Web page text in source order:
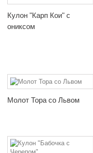
Кулон "Карп Кои" с
ониксом
Молот Тора со Львом